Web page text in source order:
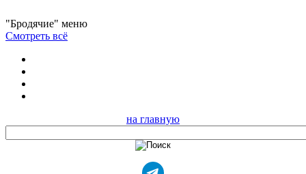
"Бродячие" меню
Смотреть всё
на главную